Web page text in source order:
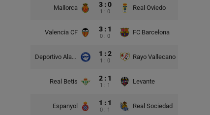
Mallorca 3 : 0
1 : 0
Real Oviedo
Valencia CF 3 : 1
0 : 0
FC Barcelona
Deportivo Alaves 1 : 2
1 : 0
Rayo Vallecano
Real Betis 2 : 1
1 : 1
Levante
Espanyol 1 : 1
0 : 1
Real Sociedad